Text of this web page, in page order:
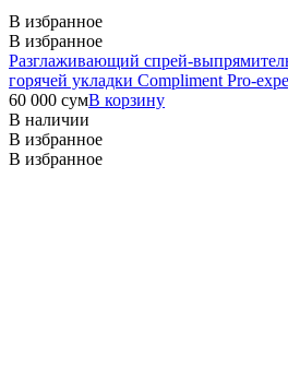
В избранное
В избранное
Разглаживающий спрей-
горячей укладки Compliment Pro-
60 000 сумВ корзину
В наличии
В избранное
В избранное